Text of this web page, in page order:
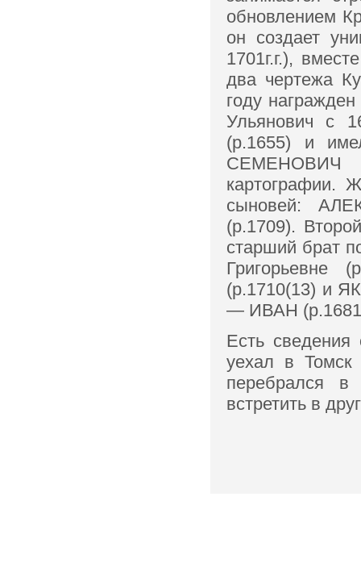
обновлением
он создает
1701г.г.),
два чертежа
году
Ульянович с
(р.1655) и
СЕМЕНОВИЧ
картографии.
сыновей:
(р.1709).
старший брат
Григорьевне
(р.1710(13) и
— ИВАН
Есть
уехал в Томск
перебрался в
встретить в